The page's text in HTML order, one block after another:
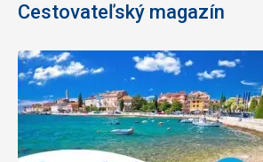
Cestovateľský magazín